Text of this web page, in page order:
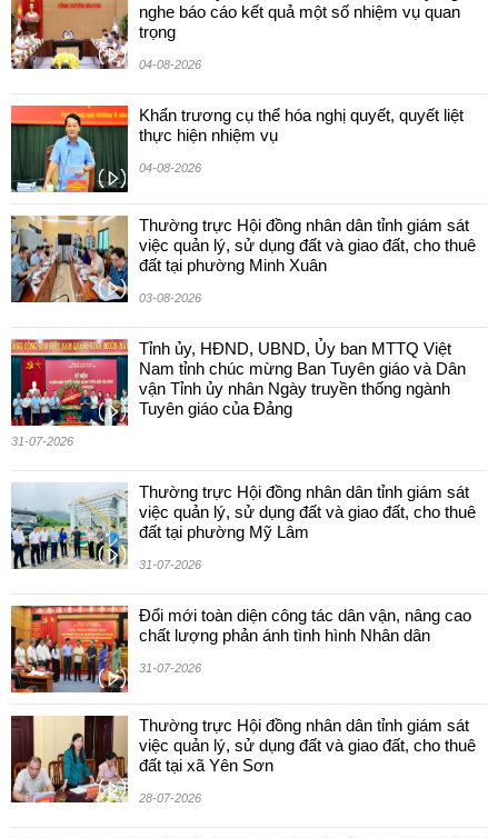
nghe báo cáo kết quả một số nhiệm vụ quan
trọng
04-08-2026
Khẩn trương cụ thể hóa nghị quyết, quyết liệt
thực hiện nhiệm vụ
04-08-2026
Thường trực Hội đồng nhân dân tỉnh giám sát
việc quản lý, sử dụng đất và giao đất, cho thuê
đất tại phường Minh Xuân
03-08-2026
Tỉnh ủy, HĐND, UBND, Ủy ban MTTQ Việt
Nam tỉnh chúc mừng Ban Tuyên giáo và Dân
vận Tỉnh ủy nhân Ngày truyền thống ngành
Tuyên giáo của Đảng
31-07-2026
Thường trực Hội đồng nhân dân tỉnh giám sát
việc quản lý, sử dụng đất và giao đất, cho thuê
đất tại phường Mỹ Lâm
31-07-2026
Đổi mới toàn diện công tác dân vận, nâng cao
chất lượng phản ánh tình hình Nhân dân
31-07-2026
Thường trực Hội đồng nhân dân tỉnh giám sát
việc quản lý, sử dụng đất và giao đất, cho thuê
đất tại xã Yên Sơn
28-07-2026